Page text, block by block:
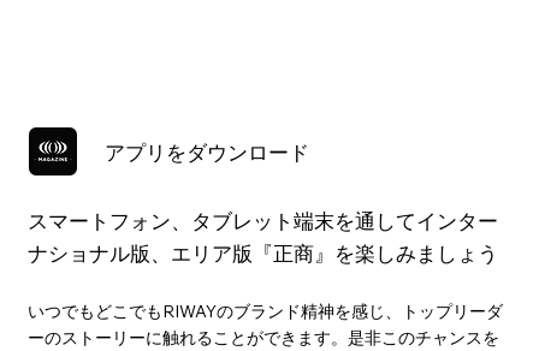
アプリをダウンロード
スマートフォン、タブレット端末を通してインター
ナショナル版、エリア版『正商』を楽しみましょう
いつでもどこでもRIWAYのブランド精神を感じ、トップリーダ
ーのストーリーに触れることができます。是非このチャンスを